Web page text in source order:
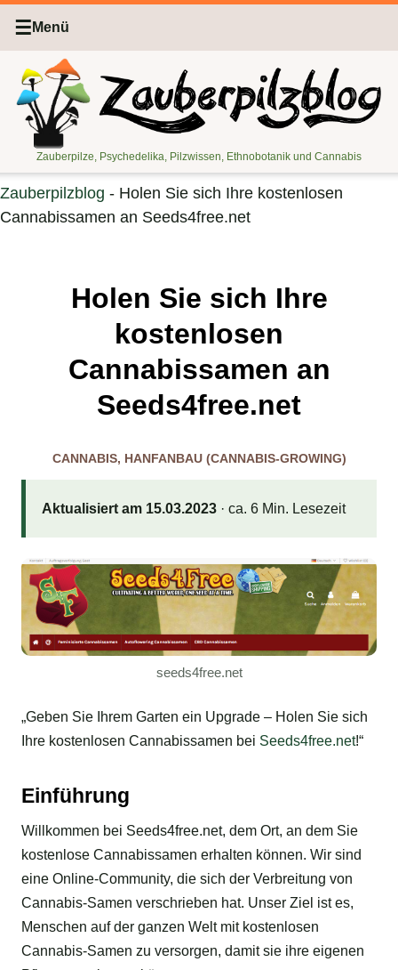
☰ Menü
Zauberpilze, Psychedelika, Pilzwissen, Ethnobotanik und Cannabis
Zauberpilzblog - Holen Sie sich Ihre kostenlosen
Cannabissamen an Seeds4free.net
Holen Sie sich Ihre
kostenlosen
Cannabissamen an
Seeds4free.net
CANNABIS, HANFANBAU (CANNABIS-GROWING)
Aktualisiert am 15.03.2023· ca. 6 Min. Lesezeit
seeds4free.net
„Geben Sie Ihrem Garten ein Upgrade – Holen Sie sich
Ihre kostenlosen Cannabissamen bei Seeds4free.net!“
Einführung
Willkommen bei Seeds4free.net, dem Ort, an dem Sie
kostenlose Cannabissamen erhalten können. Wir sind
eine Online-Community, die sich der Verbreitung von
Cannabis-Samen verschrieben hat. Unser Ziel ist es,
Menschen auf der ganzen Welt mit kostenlosen
Cannabis-Samen zu versorgen, damit sie ihre eigenen